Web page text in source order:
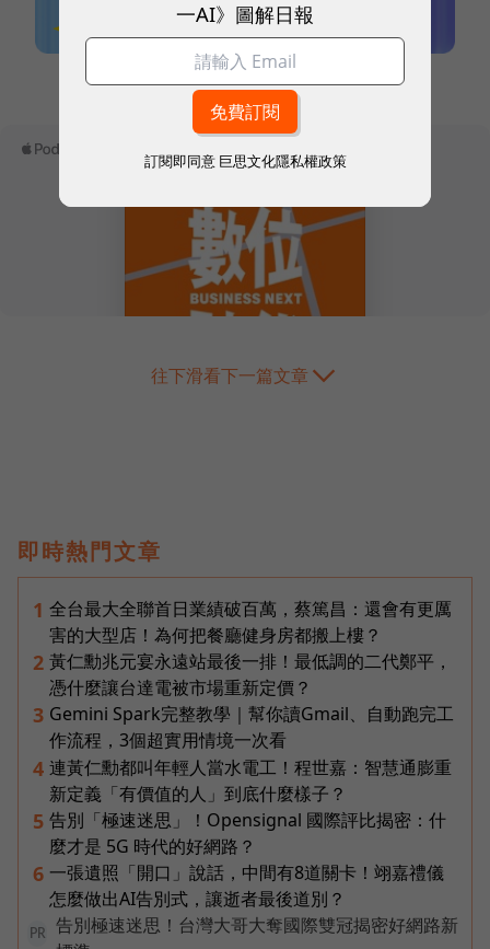
往下滑看下一篇文章
即時熱門文章
1 全台最大全聯首日業績破百萬，蔡篤昌：還會有更厲
害的大型店！為何把餐廳健身房都搬上樓？
2 黃仁勳兆元宴永遠站最後一排！最低調的二代鄭平，
憑什麼讓台達電被市場重新定價？
3 Gemini Spark完整教學｜幫你讀Gmail、自動跑完工
作流程，3個超實用情境一次看
4 連黃仁勳都叫年輕人當水電工！程世嘉：智慧通膨重
新定義「有價值的人」到底什麼樣子？
5 告別「極速迷思」！Opensignal 國際評比揭密：什
麼才是 5G 時代的好網路？
6 一張遺照「開口」說話，中間有8道關卡！翊嘉禮儀
怎麼做出AI告別式，讓逝者最後道別？
PR
告別極速迷思！台灣大哥大奪國際雙冠揭密好網路新
一AI》圖解日報
訂閱即同意 巨思文化隱私權政策